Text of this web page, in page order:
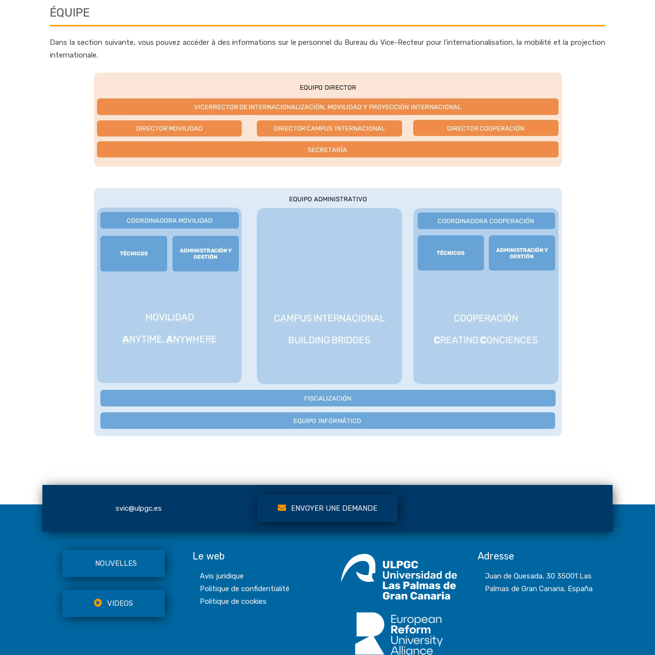
ÉQUIPE
Dans la section suivante, vous pouvez accéder à des informations sur le personnel du Bureau du Vice-Recteur pour l’internationalisation, la mobilité et la projection
internationale.
svic@ulpgc.es ENVOYER UNE DEMANDE
NOUVELLES
VIDEOS
Le web
Avis juridique
Politique de confidentialité
Politique de cookies
Adresse
Juan de Quesada, 30 35001 Las
Palmas de Gran Canaria, España